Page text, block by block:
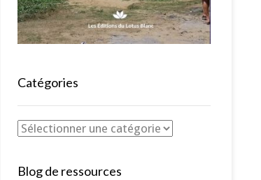
Catégories
Blog de ressources